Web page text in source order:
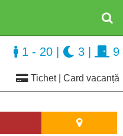
Tichet | Card vacanță
1 - 20 3 9